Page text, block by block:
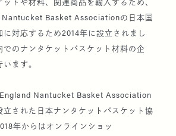
バスケット展」“Faraway Islands”-
の開催を企画、美術館と共に開
ンタケットバスケット協会」を設立。
Basket Associationの日本国
対応するため2014年に設立されまし
でのナンタケットバスケット材料の企
ます。
Nantucket Basket Association
立された日本ナンタケットバスケット協
年からはオンラインショッ